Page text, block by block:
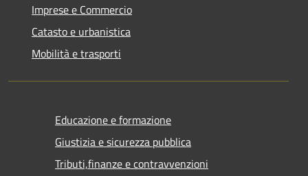
Imprese e Commercio
Catasto e urbanistica
Mobilità e trasporti
Educazione e formazione
Giustizia e sicurezza pubblica
Tributi,finanze e contravvenzioni